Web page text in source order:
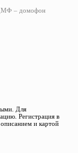
– домофон
Для
Регистрация в
и картой